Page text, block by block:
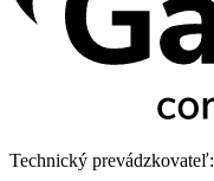
Technický prevádzkovateľ: